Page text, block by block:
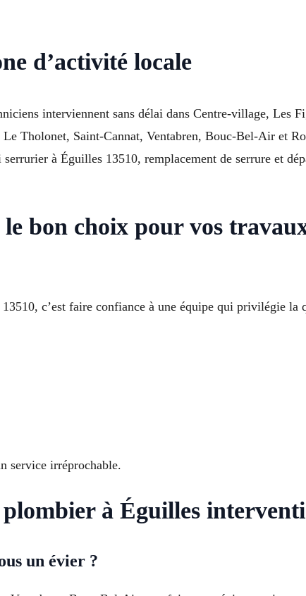
d’activité locale
interviennent sans délai dans Centre-village, Les
Tholonet, Saint-Cannat, Ventabren, Bouc-Bel-Air et
à Éguilles 13510, remplacement de serrure et
bon choix pour vos
c’est faire confiance à une équipe qui privilégie la
service irréprochable.
à Éguilles
un évier ?